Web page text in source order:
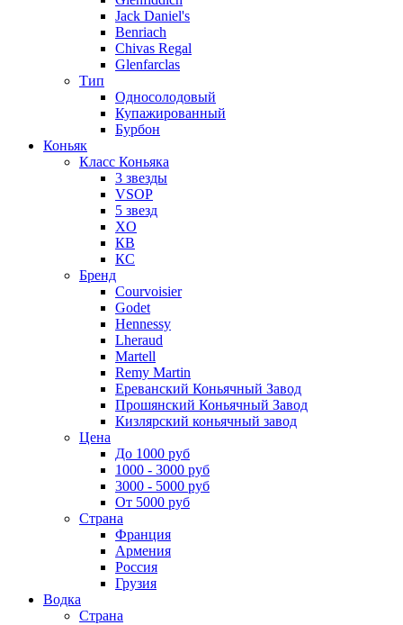
Jack Daniel's
Benriach
Chivas Regal
Glenfarclas
Тип
Односолодовый
Купажированный
Бурбон
Коньяк
Класс Коньяка
3 звезды
VSOP
5 звезд
XO
КВ
КС
Бренд
Courvoisier
Godet
Hennessy
Lheraud
Martell
Remy Martin
Ереванский Коньячный Завод
Прошянский Коньячный Завод
Кизлярский коньячный завод
Цена
До 1000 руб
1000 - 3000 руб
3000 - 5000 руб
От 5000 руб
Страна
Франция
Армения
Россия
Грузия
Водка
Страна